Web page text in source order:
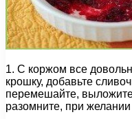
1. С коржом все
крошку, добавьте
перемешайте,
разомните, при желании